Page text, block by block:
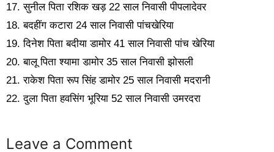
17. सुनील पिता रशिक खड़ 22 साल निवासी पीपलादेवर
18. बदहींग कटारा 24 साल निवासी पांचखेरिया
19. दिनेश पिता बदीया डामोर 41 साल निवासी पांच खेरिया
20. बालू पिता श्यामा डामोर 35 साल निवासी झोसली
21. राकेश पिता रूप सिंह डामोर 25 साल निवासी मदरानी
22. दुला पिता हवसिंग भूरिया 52 साल निवासी उमरदरा
Leave a Comment